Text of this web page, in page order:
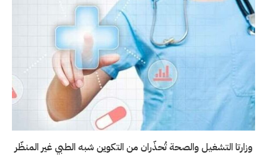
وزارتا التشغيل والصحة تُحذّران من التكوين شبه الطبي غير المنظّر